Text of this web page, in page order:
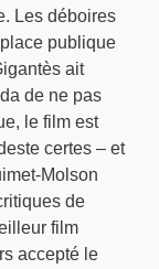
Les déboires
publique
ait
de ne pas
le film est
certes – et
Molson
de
film
accepté le